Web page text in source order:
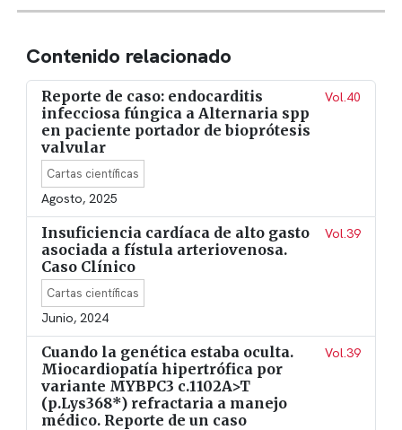
Contenido relacionado
Reporte de caso: endocarditis
infecciosa fúngica a Alternaria spp
en paciente portador de bioprótesis
valvular
Vol.40
Cartas científicas
Agosto, 2025
Insuficiencia cardíaca de alto gasto
asociada a fístula arteriovenosa.
Caso Clínico
Vol.39
Cartas científicas
Junio, 2024
Cuando la genética estaba oculta.
Miocardiopatía hipertrófica por
variante MYBPC3 c.1102A>T
(p.Lys368*) refractaria a manejo
médico. Reporte de un caso
Vol.39